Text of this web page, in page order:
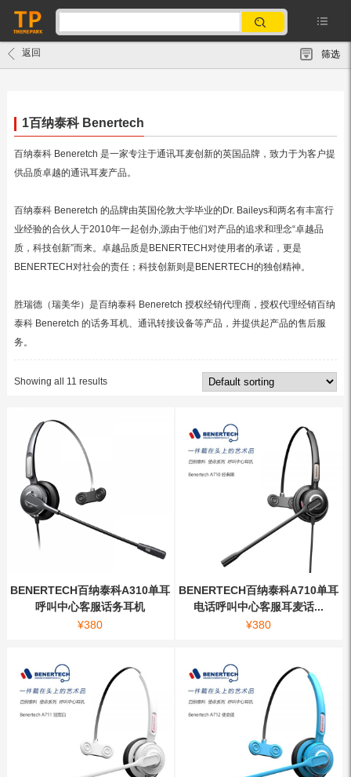
返回 筛选
1百纳泰科 Benertech
百纳泰科 Beneretch 是一家专注于通讯耳麦创新的英国品牌，致力于为客户提
供品质卓越的通讯耳麦产品。
百纳泰科 Beneretch 的品牌由英国伦敦大学毕业的Dr. Baileys和两名有丰富行
业经验的合伙人于2010年一起创办,源由于他们对产品的追求和理念“卓越品
质，科技创新”而来。卓越品质是BENERTECH对使用者的承诺，更是
BENERTECH对社会的责任；科技创新则是BENERTECH的独创精神。
胜瑞德（瑞美华）是百纳泰科 Beneretch 授权经销代理商，授权代理经销百纳
泰科 Beneretch 的话务耳机、通讯转接设备等产品，并提供起产品的售后服
务。
Showing all 11 results
BENERTECH百纳泰科A310单耳
呼叫中心客服话务耳机
¥380
BENERTECH百纳泰科A710单耳
电话呼叫中心客服耳麦话...
¥380